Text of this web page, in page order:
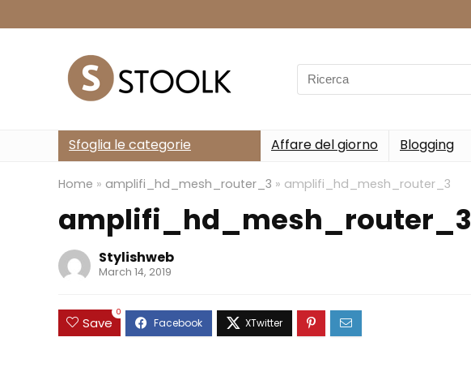
Search
for:
Sfoglia le categorie Affare del giorno Blogging
Home » amplifi_hd_mesh_router_3 » amplifi_hd_mesh_router_3
amplifi_hd_mesh_router_3
Stylishweb
March 14, 2019
Save
0